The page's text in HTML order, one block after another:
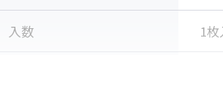
入数 1枚